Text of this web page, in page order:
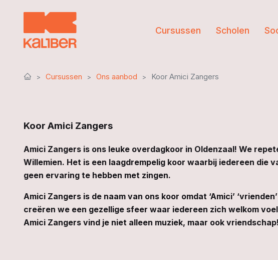
Cursussen Scholen
Cursussen Ons aanbod Koor Amici Zangers
Koor Amici Zangers
Amici Zangers is ons leuke overdagkoor in Oldenzaal! We
Willemien. Het is een laagdrempelig koor waarbij iedereen die
geen ervaring te hebben met zingen.
Amici Zangers is de naam van ons koor omdat ‘Amici’
creëren we een gezellige sfeer waar iedereen zich welkom
Amici Zangers vind je niet alleen muziek, maar ook vriendschap!